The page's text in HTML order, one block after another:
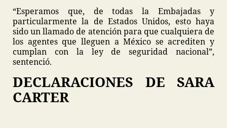
“Esperamos que, de todas la Embajadas y
particularmente la de Estados Unidos, esto haya
sido un llamado de atención para que cualquiera de
los agentes que lleguen a México se acrediten y
cumplan con la ley de seguridad nacional”,
sentenció.
DECLARACIONES DE SARA
CARTER